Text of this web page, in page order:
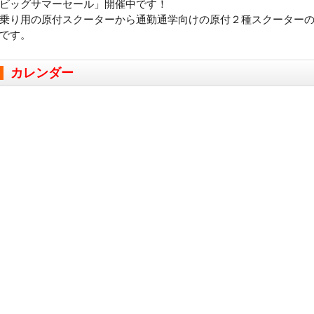
ビッグサマーセール」開催中です！
り用の原付スクーターから通勤通学向けの原付２種スクーター
す。
カレンダー